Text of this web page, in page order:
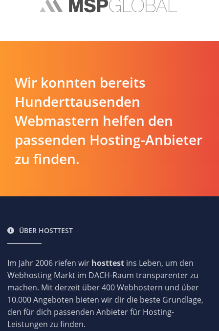
Wir konnten bereits
Hunderttausenden
Webmastern helfen den
passenden Hosting-Anbieter
zu finden.
ÜBER HOSTTEST
Im Jahr 2006 riefen wir hosttest ins Leben, um den
Webhosting Markt im DACH-Raum transparenter zu
machen. Mit derzeit über 400 Webhostern und über
10.000 Angeboten bieten wir dir die beste Grundlage,
den für dich passenden Anbieter für Hosting-
Leistungen zu finden.